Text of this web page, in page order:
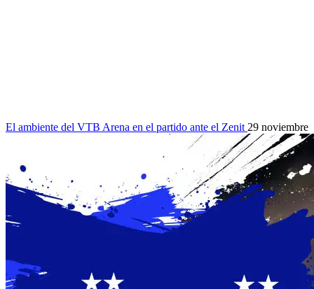
El ambiente del VTB Arena en el partido ante el Zenit 29 noviembre